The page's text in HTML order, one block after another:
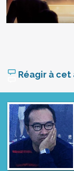
Réagir à